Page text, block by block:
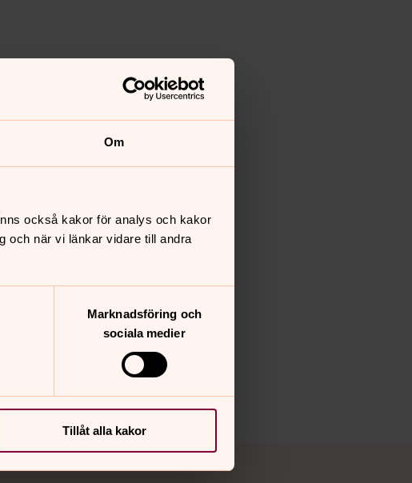
Om
också kakor för analys och kakor
och när vi länkar vidare till andra
Marknadsföring och
sociala medier
Tillåt alla kakor